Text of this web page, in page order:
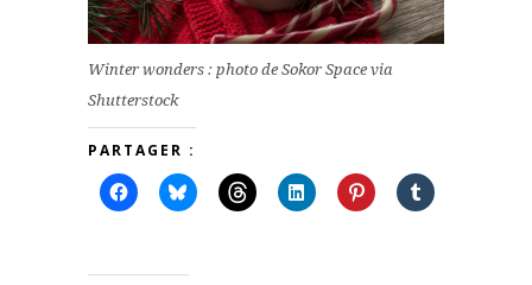
Winter wonders : photo de Sokor Space via
Shutterstock
PARTAGER :